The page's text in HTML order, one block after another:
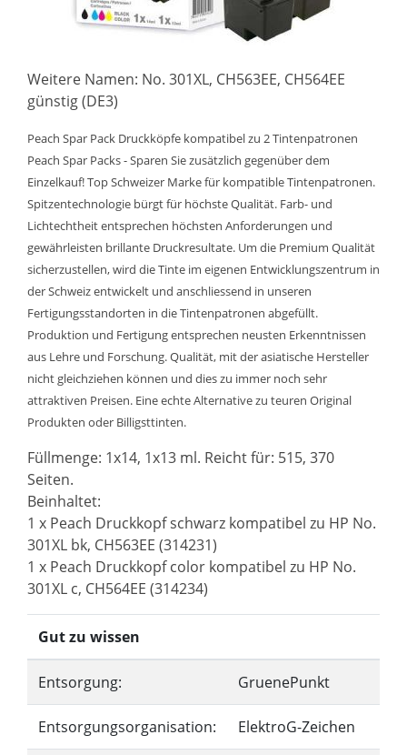
Weitere Namen: No. 301XL, CH563EE, CH564EE
günstig (DE3)
Peach Spar Pack Druckköpfe kompatibel zu 2 Tintenpatronen
Peach Spar Packs - Sparen Sie zusätzlich gegenüber dem
Einzelkauf! Top Schweizer Marke für kompatible Tintenpatronen.
Spitzentechnologie bürgt für höchste Qualität. Farb- und
Lichtechtheit entsprechen höchsten Anforderungen und
gewährleisten brillante Druckresultate. Um die Premium Qualität
sicherzustellen, wird die Tinte im eigenen Entwicklungszentrum in
der Schweiz entwickelt und anschliessend in unseren
Fertigungsstandorten in die Tintenpatronen abgefüllt.
Produktion und Fertigung entsprechen neusten Erkenntnissen
aus Lehre und Forschung. Qualität, mit der asiatische Hersteller
nicht gleichziehen können und dies zu immer noch sehr
attraktiven Preisen. Eine echte Alternative zu teuren Original
Produkten oder Billigsttinten.
Füllmenge: 1x14, 1x13 ml. Reicht für: 515, 370
Seiten.
Beinhaltet:
1 x Peach Druckkopf schwarz kompatibel zu HP No.
301XL bk, CH563EE (314231)
1 x Peach Druckkopf color kompatibel zu HP No.
301XL c, CH564EE (314234)
Gut zu wissen
Entsorgung: GruenePunkt
Entsorgungsorganisation: ElektroG-Zeichen